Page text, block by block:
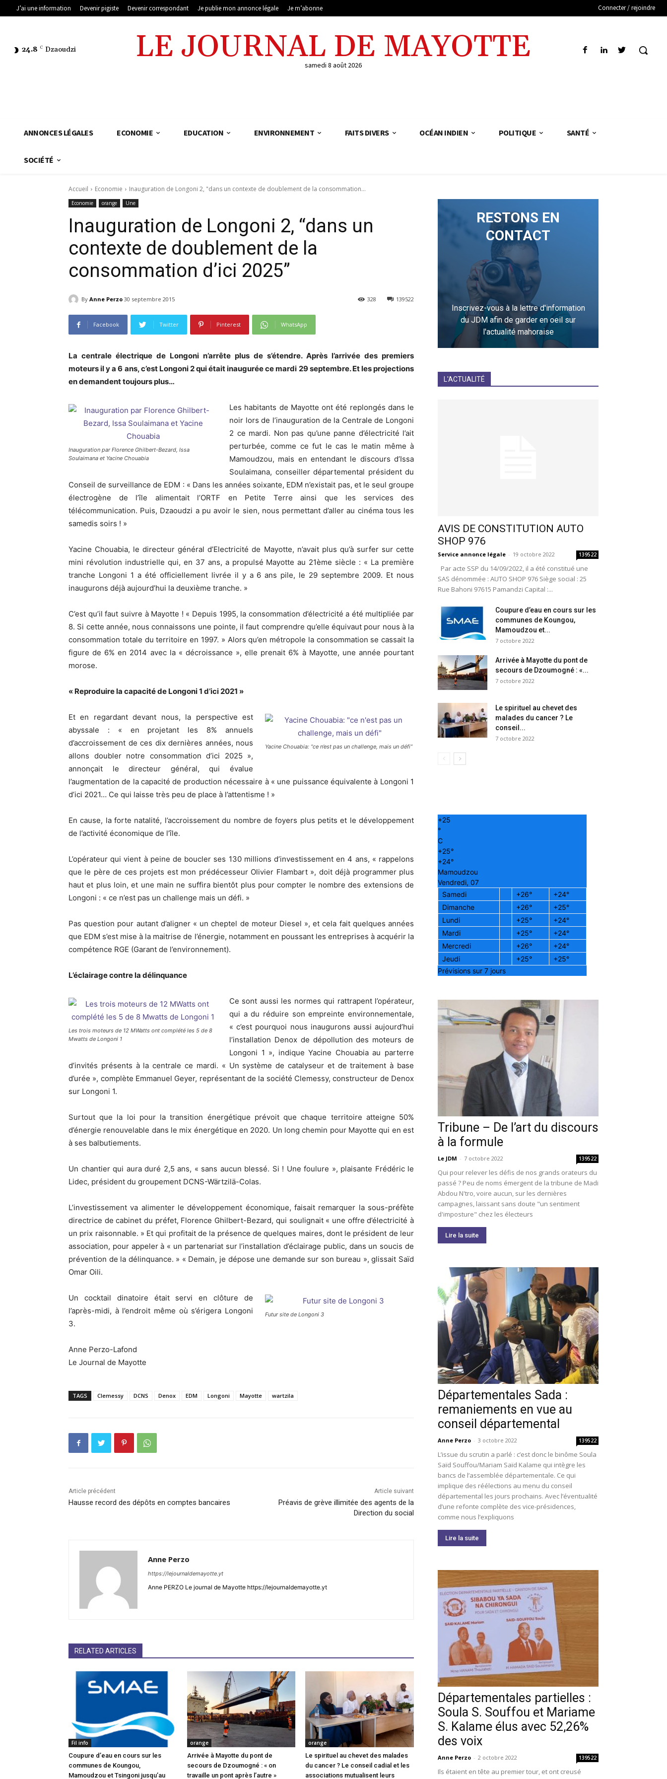
J’ai une information Devenir pigiste Devenir correspondant Je publie mon annonce légale Je m’abonne Connecter / rejoindre
24.8 C Dzaoudzi LE JOURNAL DE MAYOTTE
samedi 8 août 2026
ANNONCES LÉGALES ECONOMIE EDUCATION ENVIRONNEMENT FAITS DIVERS OCÉAN INDIEN POLITIQUE SANTÉ
SOCIÉTÉ
Accueil Economie Inauguration de Longoni 2, "dans un contexte de doublement de la consommation...
Economie orange Une
Inauguration de Longoni 2, “dans un
contexte de doublement de la
consommation d’ici 2025”
By Anne Perzo 30 septembre 2015 139522
328
Facebook Twitter Pinterest WhatsApp
La centrale électrique de Longoni n’arrête plus de s’étendre. Après l’arrivée des premiers
moteurs il y a 6 ans, c’est Longoni 2 qui était inaugurée ce mardi 29 septembre. Et les projections
en demandent toujours plus…
Inauguration par Florence Ghilbert-Bezard, Issa
Soulaimana et Yacine Chouabia
Les habitants de Mayotte ont été replongés dans le
noir lors de l’inauguration de la Centrale de Longoni
2 ce mardi. Non pas qu’une panne d’électricité l’ait
perturbée, comme ce fut le cas le matin même à
Mamoudzou, mais en entendant le discours d’Issa
Soulaimana, conseiller départemental président du
Conseil de surveillance de EDM : « Dans les années soixante, EDM n’existait pas, et le seul groupe
électrogène de l’île alimentait l’ORTF en Petite Terre ainsi que les services des
télécommunication. Puis, Dzaoudzi a pu avoir le sien, nous permettant d’aller au cinéma tous les
samedis soirs ! »
Yacine Chouabia, le directeur général d’Electricité de Mayotte, n’avait plus qu’à surfer sur cette
mini révolution industrielle qui, en 37 ans, a propulsé Mayotte au 21ème siècle : « La première
tranche Longoni 1 a été officiellement livrée il y a 6 ans pile, le 29 septembre 2009. Et nous
inaugurons déjà aujourd’hui la deuxième tranche. »
C’est qu’il faut suivre à Mayotte ! « Depuis 1995, la consommation d’électricité a été multipliée par
8. Si cette année, nous connaissons une pointe, il faut comprendre qu’elle équivaut pour nous à la
consommation totale du territoire en 1997. » Alors qu’en métropole la consommation se cassait la
figure de 6% en 2014 avec la « décroissance », elle prenait 6% à Mayotte, une année pourtant
morose.
« Reproduire la capacité de Longoni 1 d’ici 2021 »
Yacine Chouabia: “ce n’est pas un challenge, mais un défi”
Et en regardant devant nous, la perspective est
abyssale : « en projetant les 8% annuels
d’accroissement de ces dix dernières années, nous
allons doubler notre consommation d’ici 2025 »,
annonçait le directeur général, qui évalue
l’augmentation de la capacité de production nécessaire à « une puissance équivalente à Longoni 1
d’ici 2021… Ce qui laisse très peu de place à l’attentisme ! »
En cause, la forte natalité, l’accroissement du nombre de foyers plus petits et le développement
de l’activité économique de l’île.
L’opérateur qui vient à peine de boucler ses 130 millions d’investissement en 4 ans, « rappelons
que le père de ces projets est mon prédécesseur Olivier Flambart », doit déjà programmer plus
haut et plus loin, et une main ne suffira bientôt plus pour compter le nombre des extensions de
Longoni : « ce n’est pas un challenge mais un défi. »
Pas question pour autant d’aligner « un cheptel de moteur Diesel », et cela fait quelques années
que EDM s’est mise à la maitrise de l’énergie, notamment en poussant les entreprises à acquérir la
compétence RGE (Garant de l’environnement).
L’éclairage contre la délinquance
Les trois moteurs de 12 MWatts ont complété les 5 de 8
Mwatts de Longoni 1
Ce sont aussi les normes qui rattrapent l’opérateur,
qui a du réduire son empreinte environnementale,
« c’est pourquoi nous inaugurons aussi aujourd’hui
l’installation Denox de dépollution des moteurs de
Longoni 1 », indique Yacine Chouabia au parterre
d’invités présents à la centrale ce mardi. « Un système de catalyseur et de traitement à base
d’urée », complète Emmanuel Geyer, représentant de la société Clemessy, constructeur de Denox
sur Longoni 1.
Surtout que la loi pour la transition énergétique prévoit que chaque territoire atteigne 50%
d’énergie renouvelable dans le mix énergétique en 2020. Un long chemin pour Mayotte qui en est
à ses balbutiements.
Un chantier qui aura duré 2,5 ans, « sans aucun blessé. Si ! Une foulure », plaisante Frédéric le
Lidec, président du groupement DCNS-Wärtzilä-Colas.
L’investissement va alimenter le développement économique, faisait remarquer la sous-préfète
directrice de cabinet du préfet, Florence Ghilbert-Bezard, qui soulignait « une offre d’électricité à
un prix raisonnable. » Et qui profitait de la présence de quelques maires, dont le président de leur
association, pour appeler à « un partenariat sur l’installation d’éclairage public, dans un soucis de
prévention de la délinquance. » « Demain, je dépose une demande sur son bureau », glissait Saïd
Omar Oili.
Futur site de Longoni 3
Un cocktail dinatoire était servi en clôture de
l’après-midi, à l’endroit même où s’érigera Longoni
3.
Anne Perzo-Lafond
Le Journal de Mayotte
TAGS Clemessy DCNS Denox EDM Longoni Mayotte wartzila
Article précédent
Hausse record des dépôts en comptes bancaires
Article suivant
Préavis de grève illimitée des agents de la
Direction du social
Anne Perzo
https://lejournaldemayotte.yt
Anne PERZO Le journal de Mayotte https://lejournaldemayotte.yt
RELATED ARTICLES
Fil info
Coupure d’eau en cours sur les
communes de Koungou,
Mamoudzou et Tsingoni jusqu’au
orange
Arrivée à Mayotte du pont de
secours de Dzoumogné : « on
travaille un pont après l’autre »
orange
Le spirituel au chevet des malades
du cancer ? Le conseil cadial et les
associations mutualisent leurs
RESTONS EN
CONTACT
Inscrivez-vous à la lettre d'information
du JDM afin de garder en oeil sur
l'actualité mahoraise
L'ACTUALITÉ
AVIS DE CONSTITUTION AUTO
SHOP 976
Service annonce légale - 19 octobre 2022 139522
Par acte SSP du 14/09/2022, il a été constitué une
SAS dénommée : AUTO SHOP 976 Siège social : 25
Rue Bahoni 97615 Pamandzi Capital :...
Coupure d’eau en cours sur les
communes de Koungou,
Mamoudzou et...
7 octobre 2022
Arrivée à Mayotte du pont de
secours de Dzoumogné : «...
7 octobre 2022
Le spirituel au chevet des
malades du cancer ? Le
conseil...
7 octobre 2022
+25
°
C
+25°
+24°
Mamoudzou
Vendredi, 07
Samedi
+26° +24°
Dimanche
+26° +25°
Lundi
+25° +24°
Mardi
+25° +24°
Mercredi
+26° +24°
Jeudi
+25° +25°
Prévisions sur 7 jours
Tribune – De l’art du discours
à la formule
Le JDM - 7 octobre 2022 139522
Qui pour relever les défis de nos grands orateurs du
passé ? Peu de noms émergent de la tribune de Madi
Abdou N'tro, voire aucun, sur les dernières
campagnes, laissant sans doute "un sentiment
d'imposture" chez les électeurs
Lire la suite
Départementales Sada :
remaniements en vue au
conseil départemental
Anne Perzo - 3 octobre 2022 139522
L’issue du scrutin a parlé : c’est donc le binôme Soula
Saïd Souffou/Mariam Saïd Kalame qui intègre les
bancs de l’assemblée départementale. Ce qui
implique des réélections au menu du conseil
départemental les jours prochains. Avec l’éventualité
d’une refonte complète des vice-présidences,
comme nous l’expliquons
Lire la suite
Départementales partielles :
Soula S. Souffou et Mariame
S. Kalame élus avec 52,26%
des voix
Anne Perzo - 2 octobre 2022 139522
Ils étaient en tête au premier tour, et ont creusé